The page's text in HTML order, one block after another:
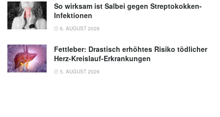
So wirksam ist Salbei gegen Streptokokken-
Infektionen
6. AUGUST 2026
Fettleber: Drastisch erhöhtes Risiko tödlicher
Herz-Kreislauf-Erkrankungen
5. AUGUST 2026